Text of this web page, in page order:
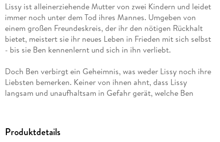
Lissy ist alleinerziehende Mutter von zwei Kindern und leidet
immer noch unter dem Tod ihres Mannes. Umgeben von
einem großen Freundeskreis, der ihr den nötigen Rückhalt
bietet, meistert sie ihr neues Leben in Frieden mit sich selbst
Doch Ben verbirgt ein Geheimnis, was weder Lissy noch ihre
Liebsten bemerken. Keiner von ihnen ahnt, dass Lissy
langsam und unaufhaltsam in Gefahr gerät, welche Ben
unschuldige Leben fordern? Und welche Auswirkungen hat
Produktdetails